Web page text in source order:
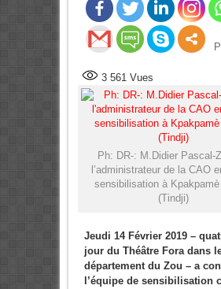
3 561Vues
Ph: DR-: M.Didier Pascal-
l’administrateur de la CAO
sensibilisation à Kpakpamè
(Tindji)
Jeudi 14 Février 2019 –
jour du Théâtre Fora dans
département du Zou – a
l’équipe de sensibilisation